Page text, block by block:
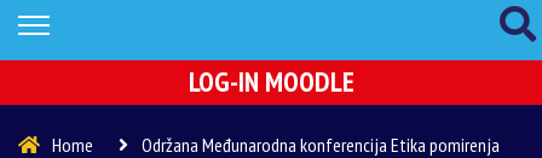
LOG-IN MOODLE
Home Održana Međunarodna konferencija Etika pomirenja